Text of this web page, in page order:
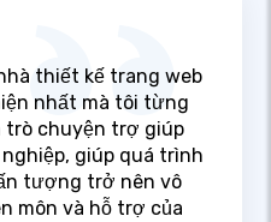
thiết kế trang web
nhất mà tôi từng
trò chuyện trợ giúp
giúp quá trình
tượng trở nên vô
môn và hỗ trợ của